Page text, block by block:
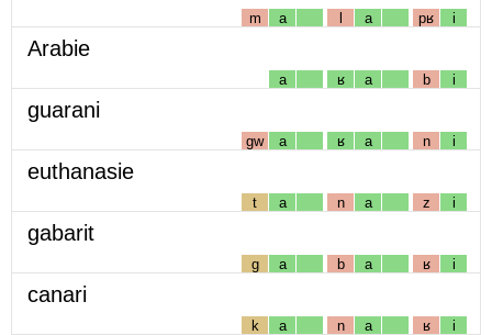
m a l a pʁ i
Arabie
a ʁ a b i
guarani
gw a ʁ a n i
euthanasie
t a n a z i
gabarit
g a b a ʁ i
canari
k a n a ʁ i